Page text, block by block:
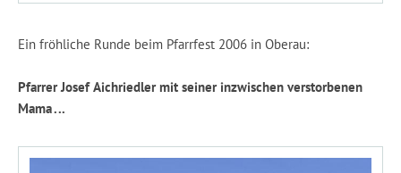
Ein fröhliche Runde beim Pfarrfest 2006 in Oberau:
Pfarrer Josef Aichriedler mit seiner inzwischen verstorbenen
Mama ...